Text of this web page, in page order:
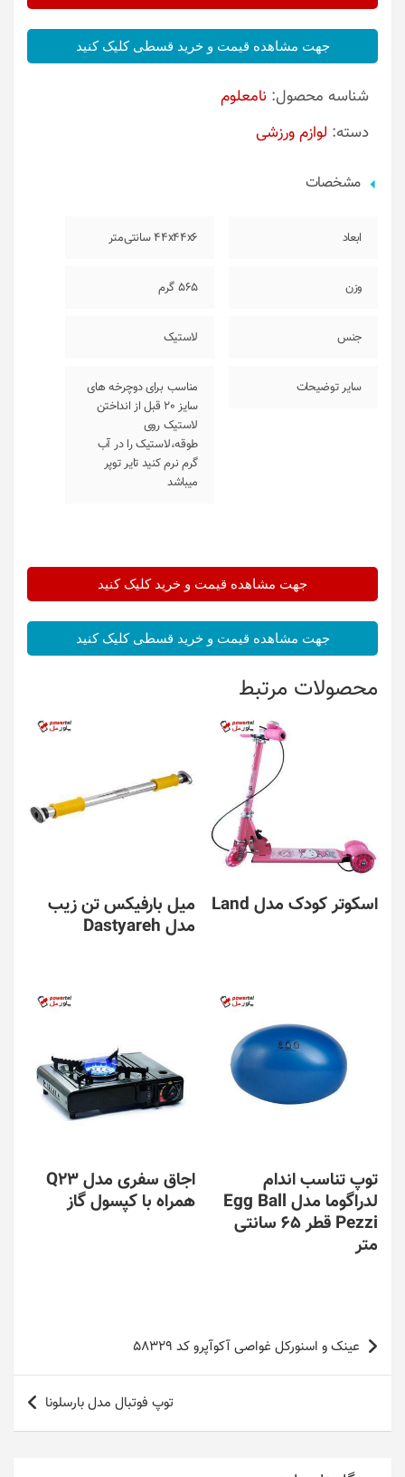
جهت مشاهده قیمت و خرید قسطی کلیک کنید
شناسه محصول: نامعلوم
دسته: لوازم ورزشی
مشخصات
ابعاد 44x44x6 سانتی‌متر
وزن 565 گرم
جنس لاستیک
سایر توضیحات
مناسب برای دوچرخه های
سایز 20 قبل از انداختن
لاستیک روی
طوقه،لاستیک را در آب
گرم نرم کنید تایر توپر
میباشد
جهت مشاهده قیمت و خرید کلیک کنید
جهت مشاهده قیمت و خرید قسطی کلیک کنید
محصولات مرتبط
اسکوتر کودک مدل Land
میل بارفیکس تن زیب
مدل Dastyareh
توپ تناسب اندام
لدراگوما مدل Egg Ball
Pezzi قطر 65 سانتی
متر
اجاق سفری مدل Q23
همراه با کپسول گاز
راهبری
نوشته
عینک و اسنورکل غواصی آکوآپرو کد 58329
توپ فوتبال مدل بارسلونا